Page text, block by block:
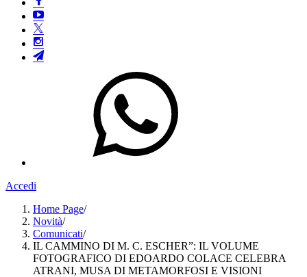
Accedi
Home Page/
Novità/
Comunicati/
IL CAMMINO DI M. C. ESCHER”: IL VOLUME
FOTOGRAFICO DI EDOARDO COLACE CELEBRA
ATRANI, MUSA DI METAMORFOSI E VISIONI